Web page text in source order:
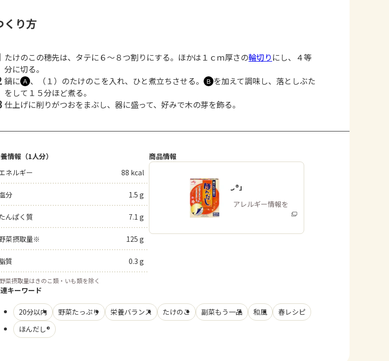
くり方
たけのこの穂先は、タテに６～８つ割りにする。ほかは１ｃｍ厚さの輪切り にし、４等
分に切る。
鍋に Ａ 、（１）のたけのこを入れ、ひと煮立ちさせる。 Ｂ を加えて調味し、落としぶた
をして１５分ほど煮る。
仕上げに削りがつおをまぶし、器に盛って、好みで木の芽を飾る。
情報（1人分）
ネルギー
88 kcal
分 1.5 g
んぱく質 7.1 g
菜摂取量※ 125 g
質 0.3 g
野菜摂取量はきのこ類・いも類を除く
商品情報
「ほんだし®」
商品・アレルギー情報を
みる
キーワード
20分以内 野菜たっぷり 栄養バランス たけのこ 副菜もう一品 和風
春レシピ
ほんだし®